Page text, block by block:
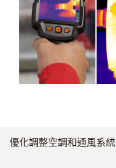
優化調整空調和通風系統